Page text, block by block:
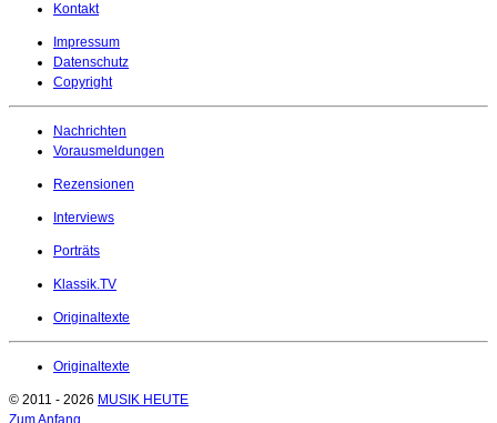
Kontakt
Impressum
Datenschutz
Copyright
Nachrichten
Vorausmeldungen
Rezensionen
Interviews
Porträts
Klassik.TV
Originaltexte
Originaltexte
© 2011 - 2026 MUSIK HEUTE